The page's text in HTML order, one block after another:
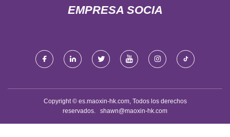
EMPRESA SOCIA
Copyright © es.maoxin-hk.com, Todos los derechos
reservados. shawn@maoxin-hk.com